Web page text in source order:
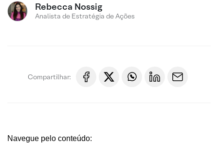
Rebecca Nossig
Analista de Estratégia de Ações
Compartilhar:
Navegue pelo conteúdo: